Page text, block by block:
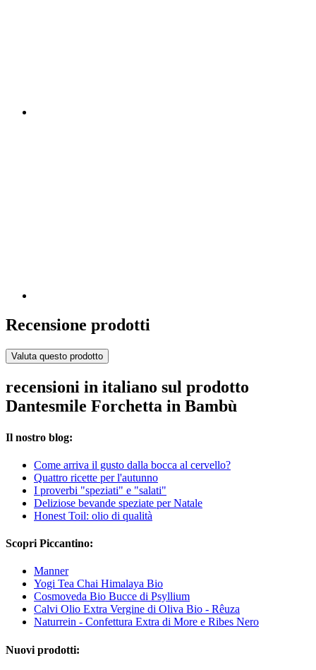
Recensione prodotti
Valuta questo prodotto
recensioni in italiano sul prodotto
Dantesmile Forchetta in Bambù
Il nostro blog:
Come arriva il gusto dalla bocca al cervello?
Quattro ricette per l'autunno
I proverbi "speziati" e "salati"
Deliziose bevande speziate per Natale
Honest Toil: olio di qualità
Scopri Piccantino:
Manner
Yogi Tea Chai Himalaya Bio
Cosmoveda Bio Bucce di Psyllium
Calvi Olio Extra Vergine di Oliva Bio - Rêuza
Naturrein - Confettura Extra di More e Ribes Nero
Nuovi prodotti: